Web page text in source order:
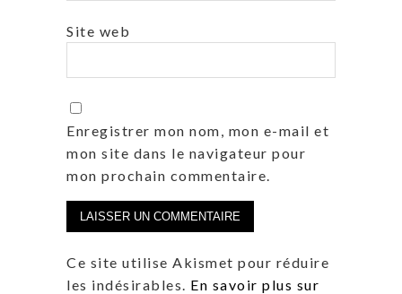
Site web
Enregistrer mon nom, mon e-mail et
mon site dans le navigateur pour
mon prochain commentaire.
Ce site utilise Akismet pour réduire
les indésirables. En savoir plus sur